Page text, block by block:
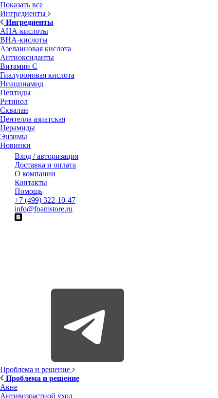
Показать все
Ингредиенты
Ингредиенты
AHA-кислоты
BHA-кислоты
Азелаиновая кислота
Антиоксиданты
Витамин С
Гиалуроновая кислота
Ниацинамид
Пептиды
Ретинол
Сквалан
Центелла азиатская
Церамиды
Энзимы
Новинки
Вход / авторизация
Доставка и оплата
О компании
Контакты
Помощь
+7 (499) 322-10-47
info@foamstore.ru
Проблема и решение
Проблема и решение
Акне
Антивозрастной уход